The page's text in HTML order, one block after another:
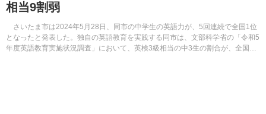
相当9割弱
さいたま市は2024年5月28日、同市の中学生の英語力が、5回連続で全国1位
となったと発表した。独自の英語教育を実践する同市は、文部科学省の「令和5
年度英語教育実施状況調査」において、英検3級相当の中3生の割合が、全国平